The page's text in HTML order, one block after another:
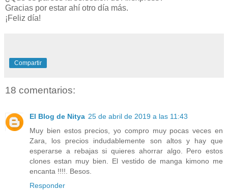
Gracias por estar ahí otro día más.
¡Feliz día!
Compartir
18 comentarios:
El Blog de Nitya 25 de abril de 2019 a las 11:43
Muy bien estos precios, yo compro muy pocas veces en
Zara, los precios indudablemente son altos y hay que
esperarse a rebajas si quieres ahorrar algo. Pero estos
clones estan muy bien. El vestido de manga kimono me
encanta !!!!. Besos.
Responder